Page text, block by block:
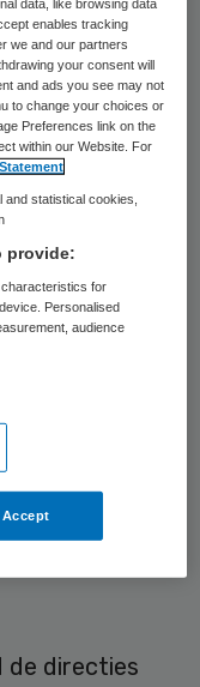
aan de artsen
. Een
in een
zelf verdelen.
fouten
zijn of
kunnen
geld krijgen
op
de directies
data, like browsing data
enables tracking
we and our partners
your consent will
and ads you see may not
to change your choices or
Preferences link on the
within our Website. For
statistical cookies,
provide:
for
Personalised
audience